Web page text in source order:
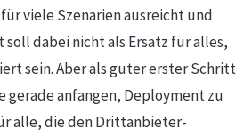
viele Szenarien ausreicht und
soll dabei nicht als Ersatz für alles,
sein. Aber als guter erster Schritt
gerade anfangen, Deployment zu
alle, die den Drittanbieter-